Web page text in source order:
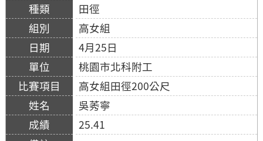
田徑
高女組
4月25日
桃園市北科附工
高女組田徑200公尺
吳莠寧
25.41